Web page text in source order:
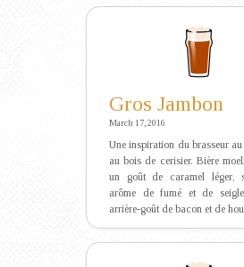
Gros Jambon
March 17, 2016
Une inspiration du brasseur
au bois de cerisier. Bière
un goût de caramel léger,
arôme de fumé et de
arrière-goût de bacon et de